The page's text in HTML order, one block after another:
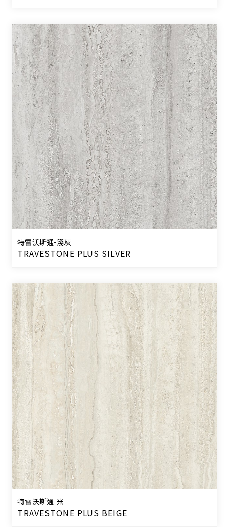
特雷沃斯通-淺灰
TRAVESTONE PLUS SILVER
特雷沃斯通-米
TRAVESTONE PLUS BEIGE